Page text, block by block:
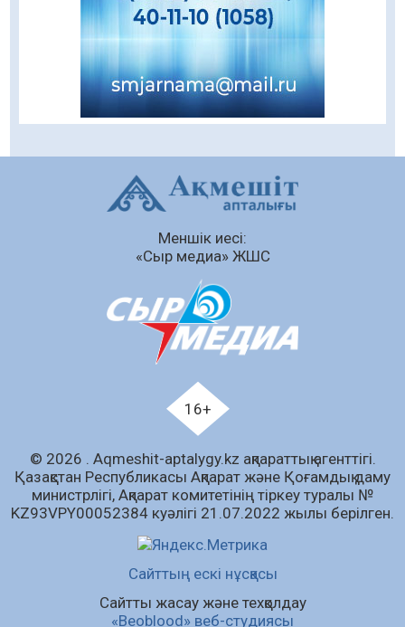
08.08.2026
Кенеге қарсы залалсыздандыру жұмыстары
жүргізілуде
07.08.2026
Сыбайлас жемқорлық
Аумақтан тыс соттылық – сот төрелігінің
ашықтығы мен қолжетімділігін арттыру
«Дауыс беру учаскесін қалай табуға болады?»￼
07.08.2026 70 0
Барлық жаңалық
Меншік иесі:
«Сыр медиа» ЖШС
16+
© 2026 . Аqmeshit-aptalygy.kz ақпараттық агенттігі.
Қазақстан Республикасы Ақпарат және Қоғамдық даму
министрлігі, Ақпарат комитетінің тіркеу туралы №
KZ93VPY00052384 куәлігі 21.07.2022 жылы берілген.
Сайттың ескі нұсқасы
Сайтты жасау және техқолдау
«Beoblood» веб-студиясы